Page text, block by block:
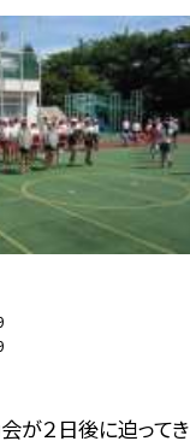
が２日後に迫ってき